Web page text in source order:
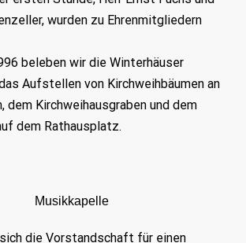
wurden zu Ehrenmitgliedern
beleben wir die Winterhäuser
Aufstellen von Kirchweihbäumen an
dem Kirchweihausgraben und dem
dem Rathausplatz.
die Vorstandschaft für einen